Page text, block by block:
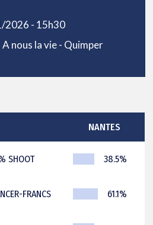
2026 - 15h30
nous la vie - Quimper
NANTES
SHOOT 38.5%
FRANCS 61.1%